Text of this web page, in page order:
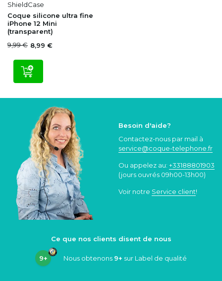
ShieldCase
Coque silicone ultra fine
iPhone 12 Mini
(transparent)
9,99 € 8,99 €
Besoin d'aide?
Contactez-nous par mail à
service@coque-telephone.fr
Ou appelez au: +33188801903
(jours ouvrés 09h00-13h00)
Voir notre Service client!
Ce que nos clients disent de nous
9+ Nous obtenons 9+ sur Label de qualité